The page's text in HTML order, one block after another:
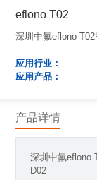
eflono T02
深圳中氟eflono
应用行业：
应用产品：
产品详情
深圳中氟eflono
D02